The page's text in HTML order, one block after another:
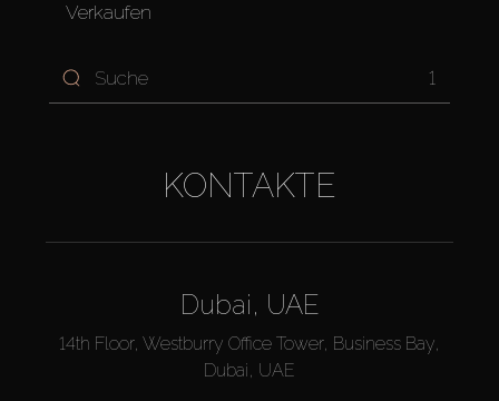
Verkaufen
1
KONTAKTE
Dubai, UAE
14th Floor, Westburry Office Tower, Business Bay,
Dubai, UAE